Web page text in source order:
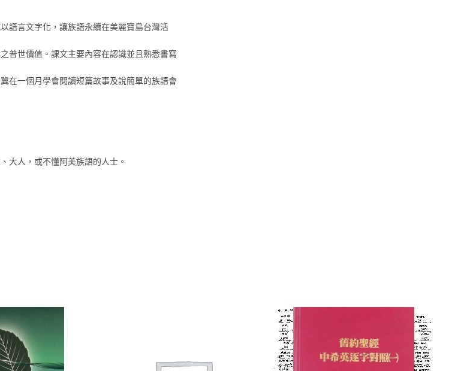
語言文字化，讓族語永續在美麗寶島台灣活
普世價值。課文主要內容在認識並且熟悉書寫
在一個月學會閱讀短篇故事及說簡單的族語會
大人，或不懂阿美族語的人士。